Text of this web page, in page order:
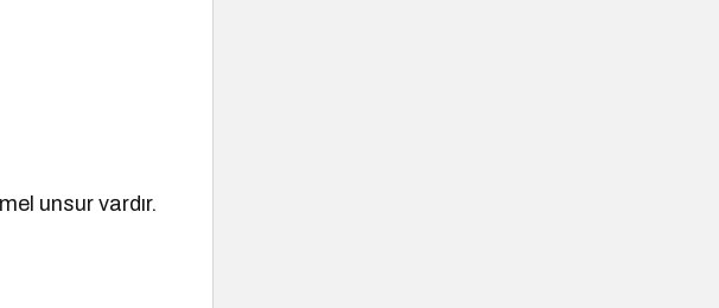
unsur vardır.